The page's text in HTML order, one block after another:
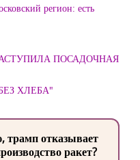
регион: есть
ПОСАДОЧНАЯ
ХЛЕБА"
трамп отказывает
ракет?